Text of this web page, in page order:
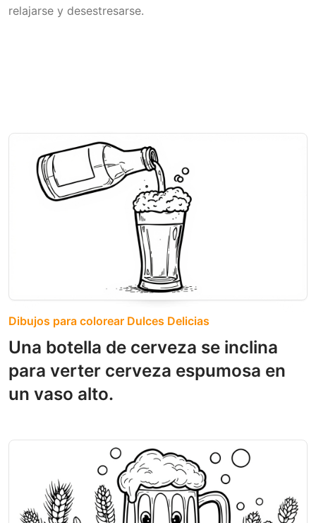
relajarse y desestresarse.
Dibujos para colorear Dulces Delicias
Una botella de cerveza se inclina
para verter cerveza espumosa en
un vaso alto.